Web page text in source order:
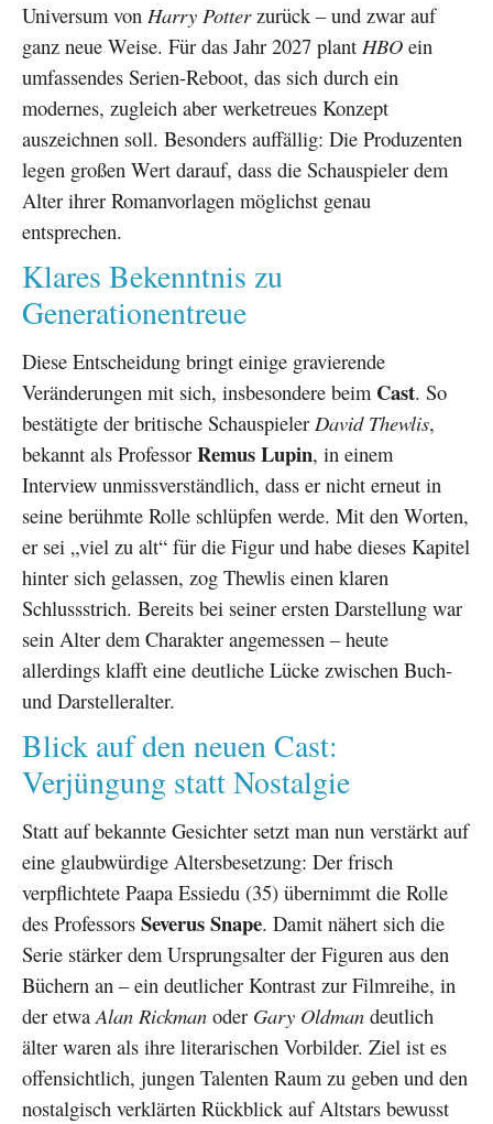
Universum von Harry Potterzurück – und zwar auf
ganz neue Weise. Für das Jahr 2027 plant HBO ein
umfassendes Serien-Reboot, das sich durch ein
modernes, zugleich aber werketreues Konzept
auszeichnen soll. Besonders auffällig: Die Produzenten
legen großen Wert darauf, dass die Schauspieler dem
Alter ihrer Romanvorlagen möglichst genau
entsprechen.
Klares Bekenntnis zu
Generationentreue
Diese Entscheidung bringt einige gravierende
Veränderungen mit sich, insbesondere beim Cast. So
bestätigte der britische Schauspieler David Thewlis,
bekannt als Professor Remus Lupin, in einem
Interview unmissverständlich, dass er nicht erneut in
seine berühmte Rolle schlüpfen werde. Mit den Worten,
er sei „viel zu alt“ für die Figur und habe dieses Kapitel
hinter sich gelassen, zog Thewlis einen klaren
Schlussstrich. Bereits bei seiner ersten Darstellung war
sein Alter dem Charakter angemessen – heute
allerdings klafft eine deutliche Lücke zwischen Buch-
und Darstelleralter.
Blick auf den neuen Cast:
Verjüngung statt Nostalgie
Statt auf bekannte Gesichter setzt man nun verstärkt auf
eine glaubwürdige Altersbesetzung: Der frisch
verpflichtete Paapa Essiedu (35) übernimmt die Rolle
des Professors Severus Snape. Damit nähert sich die
Serie stärker dem Ursprungsalter der Figuren aus den
Büchern an – ein deutlicher Kontrast zur Filmreihe, in
der etwaAlan Rickman oder Gary Oldman deutlich
älter waren als ihre literarischen Vorbilder. Ziel ist es
offensichtlich, jungen Talenten Raum zu geben und den
nostalgisch verklärten Rückblick auf Altstars bewusst